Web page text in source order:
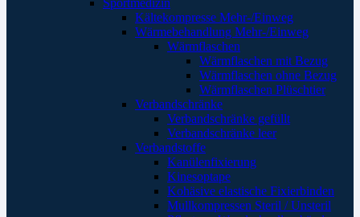
Sportmedizin
Kältekompresse Mehr-/Einweg
Wärmebehandlung Mehr-/Einweg
Wärmflaschen
Wärmflaschen mit Bezug
Wärmflaschen ohne Bezug
Wärmflaschen Plüschtier
Verbandschränke
Verbandschränke gefüllt
Verbandschränke leer
Verbandstoffe
Kanülenfixierung
Kinesoptape
Kohäsive elastische Fixierbinden
Mullkompressen Steril / Unsteril